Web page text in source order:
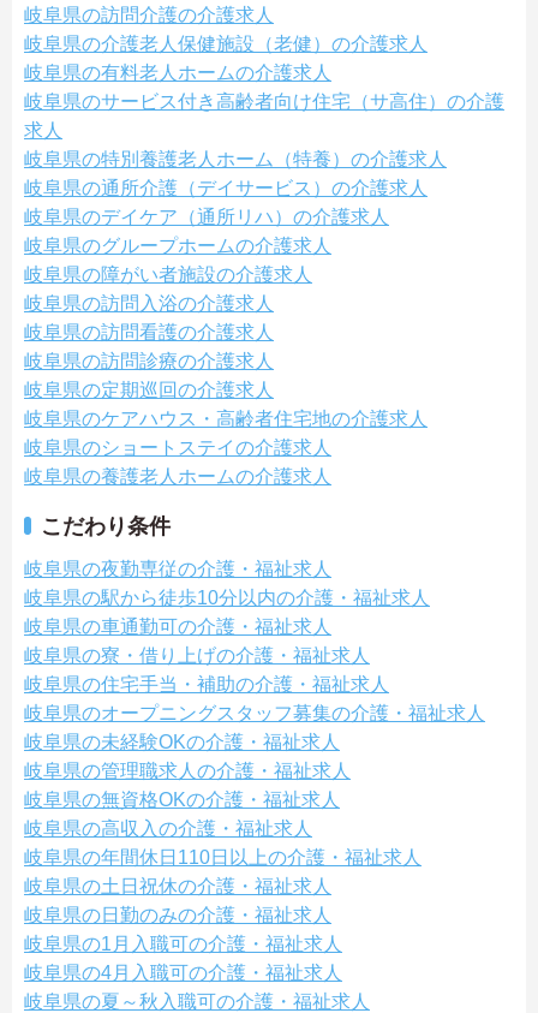
岐阜県の訪問介護の介護求人
岐阜県の介護老人保健施設（老健）の介護求人
岐阜県の有料老人ホームの介護求人
岐阜県のサービス付き高齢者向け住宅（サ高住）の介護
求人
岐阜県の特別養護老人ホーム（特養）の介護求人
岐阜県の通所介護（デイサービス）の介護求人
岐阜県のデイケア（通所リハ）の介護求人
岐阜県のグループホームの介護求人
岐阜県の障がい者施設の介護求人
岐阜県の訪問入浴の介護求人
岐阜県の訪問看護の介護求人
岐阜県の訪問診療の介護求人
岐阜県の定期巡回の介護求人
岐阜県のケアハウス・高齢者住宅地の介護求人
岐阜県のショートステイの介護求人
岐阜県の養護老人ホームの介護求人
こだわり条件
岐阜県の夜勤専従の介護・福祉求人
岐阜県の駅から徒歩10分以内の介護・福祉求人
岐阜県の車通勤可の介護・福祉求人
岐阜県の寮・借り上げの介護・福祉求人
岐阜県の住宅手当・補助の介護・福祉求人
岐阜県のオープニングスタッフ募集の介護・福祉求人
岐阜県の未経験OKの介護・福祉求人
岐阜県の管理職求人の介護・福祉求人
岐阜県の無資格OKの介護・福祉求人
岐阜県の高収入の介護・福祉求人
岐阜県の年間休日110日以上の介護・福祉求人
岐阜県の土日祝休の介護・福祉求人
岐阜県の日勤のみの介護・福祉求人
岐阜県の1月入職可の介護・福祉求人
岐阜県の4月入職可の介護・福祉求人
岐阜県の夏～秋入職可の介護・福祉求人